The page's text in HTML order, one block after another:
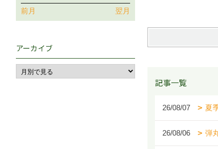
記事一覧
26/08/07 夏
26/08/06 弾
前月 翌月
アーカイブ